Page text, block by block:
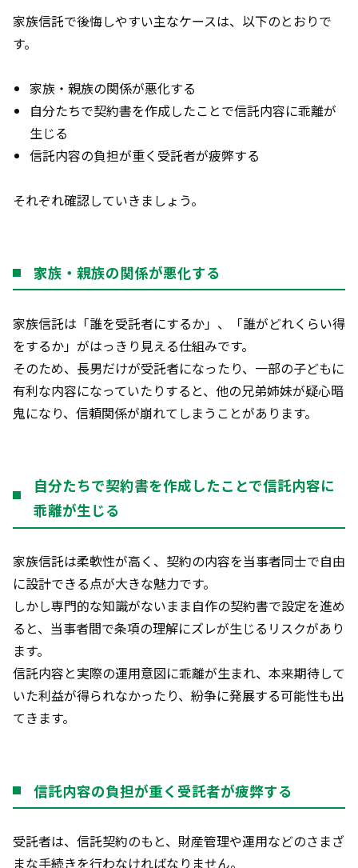
家族信託で後悔しやすい主なケースは、以下のとおりで
す。
家族・親族の関係が悪化する
自分たちで契約書を作成したことで信託内容に乖離が
生じる
信託内容の負担が重く受託者が疲弊する
それぞれ確認していきましょう。
家族・親族の関係が悪化する
家族信託は「誰を受託者にするか」、「誰がどれくらい得
をするか」がはっきり見える仕組みです。
そのため、長男だけが受託者になったり、一部の子どもに
有利な内容になっていたりすると、他の兄弟姉妹が疑心暗
鬼になり、信頼関係が崩れてしまうことがあります。
自分たちで契約書を作成したことで信託内容に
乖離が生じる
家族信託は柔軟性が高く、契約の内容を当事者同士で自由
に設計できる点が大きな魅力です。
しかし専門的な知識がないまま自作の契約書で設定を進め
ると、当事者間で条項の理解にズレが生じるリスクがあり
ます。
信託内容と実際の運用意図に乖離が生まれ、本来期待して
いた利益が得られなかったり、紛争に発展する可能性も出
てきます。
信託内容の負担が重く受託者が疲弊する
受託者は、信託契約のもと、財産管理や運用などのさまざ
まな手続きを行わなければなりません。